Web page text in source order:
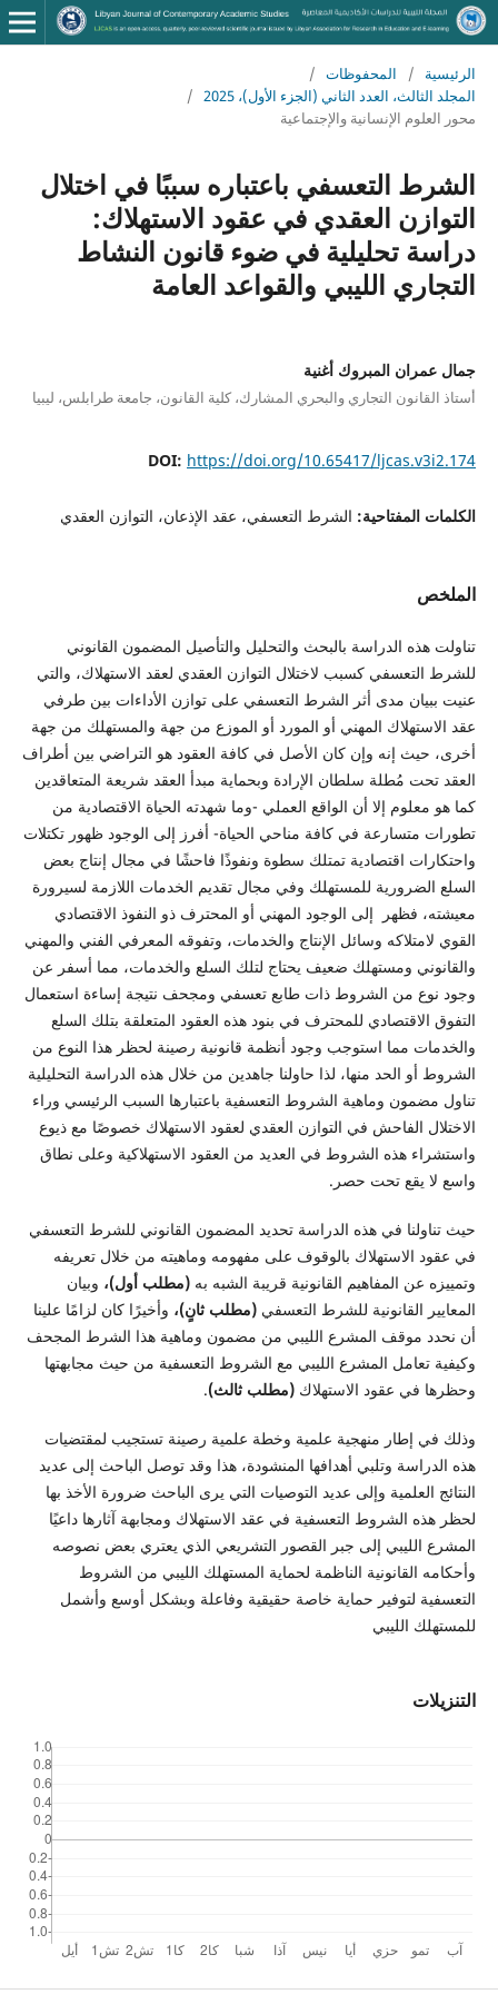
الرئيسية / المحفوظات /
المجلد الثالث، العدد الثاني (الجزء الأول)، 2025
/
محور العلوم الإنسانية والإجتماعية
الشرط التعسفي باعتباره سببًا في اختلال
التوازن العقدي في عقود الاستهلاك:
دراسة تحليلية في ضوء قانون النشاط
التجاري الليبي والقواعد العامة
جمال عمران المبروك أغنية
أستاذ القانون التجاري والبحري المشارك، كلية القانون، جامعة طرابلس، ليبيا
DOI: https://doi.org/10.65417/ljcas.v3i2.174
الكلمات المفتاحية: الشرط التعسفي، عقد الإذعان، التوازن العقدي
الملخص
تناولت هذه الدراسة بالبحث والتحليل والتأصيل المضمون القانوني
للشرط التعسفي كسبب لاختلال التوازن العقدي لعقد الاستهلاك، والتي
عنيت ببيان مدى أثر الشرط التعسفي على توازن الأداءات بين طرفي
عقد الاستهلاك المهني أو المورد أو الموزع من جهة والمستهلك من جهة
أخرى، حيث إنه وإن كان الأصل في كافة العقود هو التراضي بين أطراف
العقد تحت مُطلة سلطان الإرادة وبحماية مبدأ العقد شريعة المتعاقدين
كما هو معلوم إلا أن الواقع العملي -وما شهدته الحياة الاقتصادية من
تطورات متسارعة في كافة مناحي الحياة- أفرز إلى الوجود ظهور تكتلات
واحتكارات اقتصادية تمتلك سطوة ونفوذًا فاحشًا في مجال إنتاج بعض
السلع الضرورية للمستهلك وفي مجال تقديم الخدمات اللازمة لسيرورة
معيشته، فظهر إلى الوجود المهني أو المحترف ذو النفوذ الاقتصادي
القوي لامتلاكه وسائل الإنتاج والخدمات، وتفوقه المعرفي الفني والمهني
والقانوني ومستهلك ضعيف يحتاج لتلك السلع والخدمات، مما أسفر عن
وجود نوع من الشروط ذات طابع تعسفي ومجحف نتيجة إساءة استعمال
التفوق الاقتصادي للمحترف في بنود هذه العقود المتعلقة بتلك السلع
والخدمات مما استوجب وجود أنظمة قانونية رصينة لحظر هذا النوع من
الشروط أو الحد منها، لذا حاولنا جاهدين من خلال هذه الدراسة التحليلية
تناول مضمون وماهية الشروط التعسفية باعتبارها السبب الرئيسي وراء
الاختلال الفاحش في التوازن العقدي لعقود الاستهلاك خصوصًا مع ذيوع
واستشراء هذه الشروط في العديد من العقود الاستهلاكية وعلى نطاق
واسع لا يقع تحت حصر.
حيث تناولنا في هذه الدراسة تحديد المضمون القانوني للشرط التعسفي
في عقود الاستهلاك بالوقوف على مفهومه وماهيته من خلال تعريفه
وتمييزه عن المفاهيم القانونية قريبة الشبه به (مطلب أول)، وبيان
المعايير القانونية للشرط التعسفي (مطلب ثانٍ)، وأخيرًا كان لزامًا علينا
أن نحدد موقف المشرع الليبي من مضمون وماهية هذا الشرط المجحف
وكيفية تعامل المشرع الليبي مع الشروط التعسفية من حيث مجابهتها
وحظرها في عقود الاستهلاك (مطلب ثالث).
وذلك في إطار منهجية علمية وخطة علمية رصينة تستجيب لمقتضيات
هذه الدراسة وتلبي أهدافها المنشودة، هذا وقد توصل الباحث إلى عديد
النتائج العلمية وإلى عديد التوصيات التي يرى الباحث ضرورة الأخذ بها
لحظر هذه الشروط التعسفية في عقد الاستهلاك ومجابهة آثارها داعيًا
المشرع الليبي إلى جبر القصور التشريعي الذي يعتري بعض نصوصه
وأحكامه القانونية الناظمة لحماية المستهلك الليبي من الشروط
التعسفية لتوفير حماية خاصة حقيقية وفاعلة وبشكل أوسع وأشمل
للمستهلك الليبي
التنزيلات